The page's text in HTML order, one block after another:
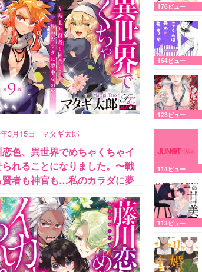
3月15日 マタギ太郎
色、異世界でめちゃくちゃイ
られることになりました。〜戦
賢者も神官も…私のカラダに夢
!?〜 第9話
176ビュー
164ビュー
123ビュー
114ビュー
113ビュー